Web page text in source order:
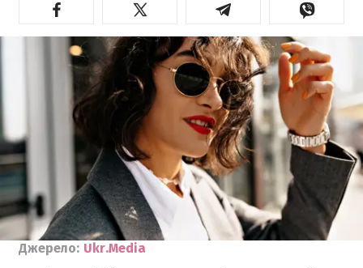
Джерело: Ukr.Media